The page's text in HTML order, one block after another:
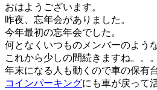
おはようございます。
昨夜、忘年会がありました。
今年最初の忘年会でした。
何となくいつものメンバーのよう
これから少しの間続きますね。。。
年末になる人も動くので車の保有
コインパーキングにも車が戻って